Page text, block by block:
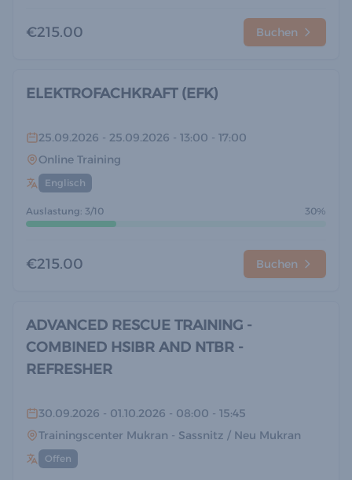
€215.00 Buchen
ELEKTROFACHKRAFT (EFK)
25.09.2026 - 25.09.2026 - 13:00 - 17:00
Online Training
Englisch
Auslastung: 3/10 30%
€215.00 Buchen
ADVANCED RESCUE TRAINING -
COMBINED HSIBR AND NTBR -
REFRESHER
30.09.2026 - 01.10.2026 - 08:00 - 15:45
Trainingscenter Mukran - Sassnitz / Neu Mukran
Offen